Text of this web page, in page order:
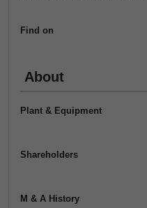
Find on
About
Plant & Equipment
Shareholders
M & A History